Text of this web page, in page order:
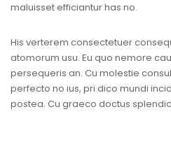
maluisset efficiantur has no.
His verterem consectetuer
atomorum usu. Eu quo nemore
persequeris an. Cu molestie
perfecto no ius, pri dico mundi
postea. Cu graeco doctus